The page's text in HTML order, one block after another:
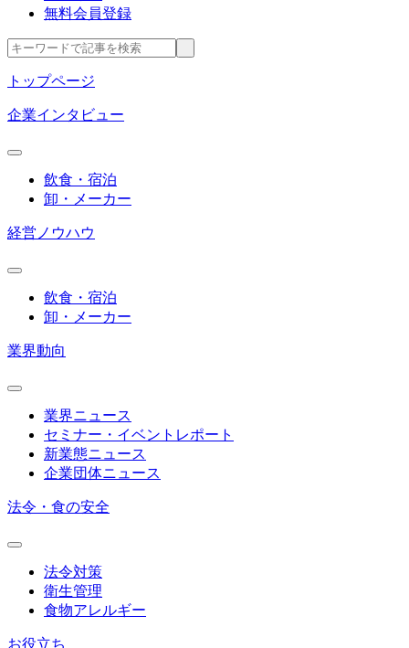
無料会員登録
トップページ
企業インタビュー
飲食・宿泊
卸・メーカー
経営ノウハウ
飲食・宿泊
卸・メーカー
業界動向
業界ニュース
セミナー・イベントレポート
新業態ニュース
企業団体ニュース
法令・食の安全
法令対策
衛生管理
食物アレルギー
お役立ち